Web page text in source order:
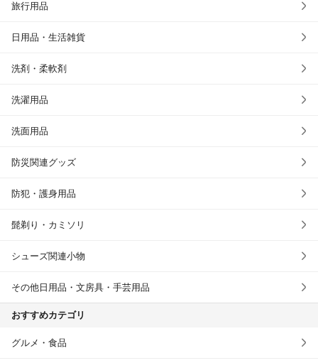
旅行用品
日用品・生活雑貨
洗剤・柔軟剤
洗濯用品
洗面用品
防災関連グッズ
防犯・護身用品
髭剃り・カミソリ
シューズ関連小物
その他日用品・文房具・手芸用品
おすすめカテゴリ
グルメ・食品